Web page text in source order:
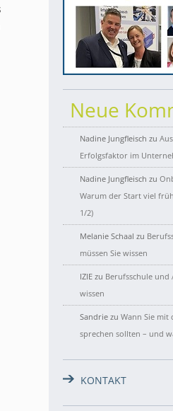
Neue
Nadine Jungfleisch zu
Erfolgsfaktor im
Nadine Jungfleisch zu
Warum der Start viel
1/2)
Melanie Schaal zu
müssen Sie wissen
IZIE zu Berufsschule und
wissen
Sandrie zu Wann Sie mit
sprechen sollten – und
KONTAKT